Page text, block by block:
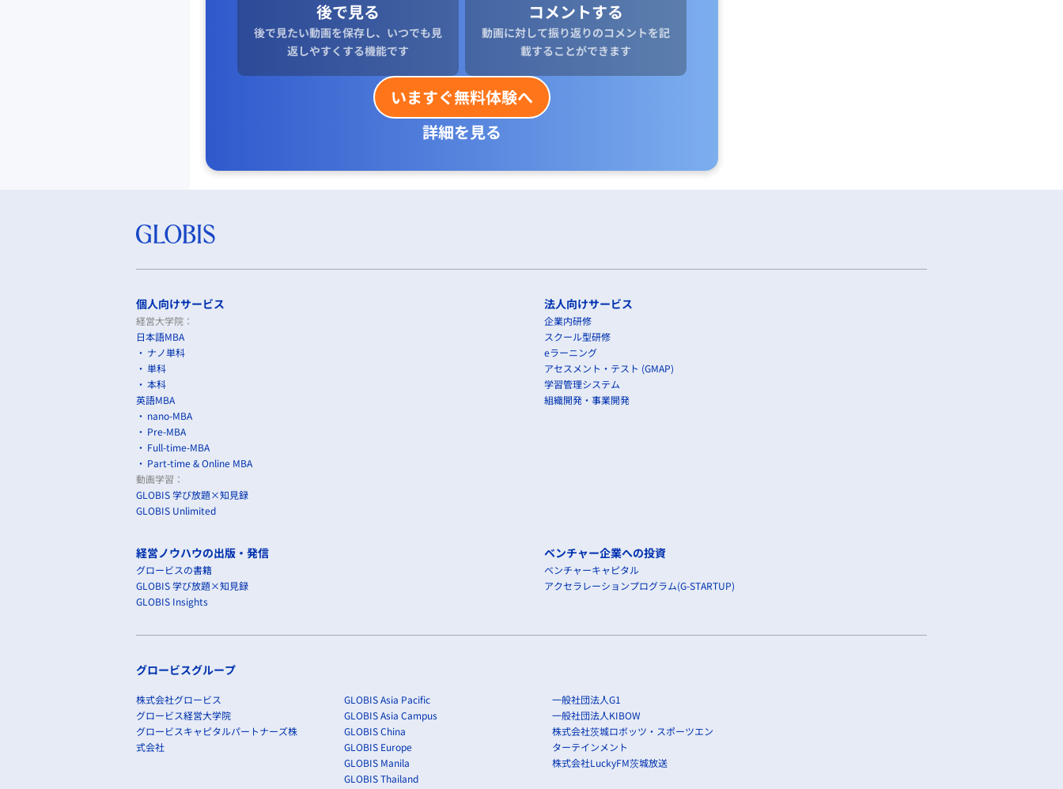
後で見る
後で見たい動画を保存し、いつでも見
返しやすくする機能です
コメントする
動画に対して振り返りのコメントを記
載することができます
いますぐ無料体験へ
詳細を見る
個人向けサービス
経営大学院：
日本語MBA
ナノ単科
単科
本科
英語MBA
nano-MBA
Pre-MBA
Full-time-MBA
Part-time & Online MBA
動画学習：
GLOBIS 学び放題×知見録
GLOBIS Unlimited
法人向けサービス
企業内研修
スクール型研修
eラーニング
アセスメント・テスト (GMAP)
学習管理システム
組織開発・事業開発
経営ノウハウの出版・発信
グロービスの書籍
GLOBIS 学び放題×知見録
GLOBIS Insights
ベンチャー企業への投資
ベンチャーキャピタル
アクセラレーションプログラム(G-STARTUP)
グロービスグループ
株式会社グロービス
グロービス経営大学院
グロービスキャピタルパートナーズ株
式会社
GLOBIS Asia Pacific
GLOBIS Asia Campus
GLOBIS China
GLOBIS Europe
GLOBIS Manila
GLOBIS Thailand
一般社団法人G1
一般社団法人KIBOW
株式会社茨城ロボッツ・スポーツエン
ターテインメント
株式会社LuckyFM茨城放送